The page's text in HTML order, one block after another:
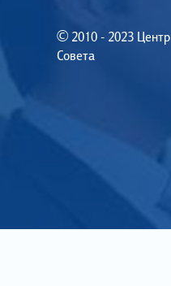
© 2010 - 2023 Центр
Совета